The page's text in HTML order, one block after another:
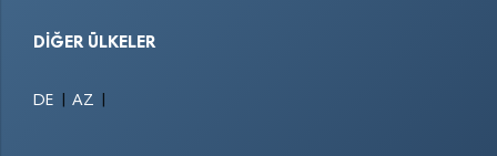
DIĞER ÜLKELER
DE AZ